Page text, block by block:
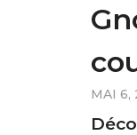
MAI 6,